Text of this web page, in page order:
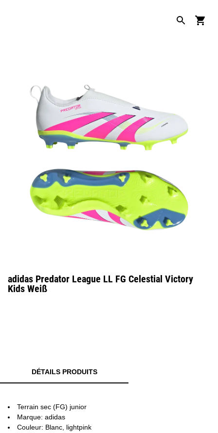
adidas Predator League LL FG Celestial Victory
Kids Weiß
DÉTAILS PRODUITS
Terrain sec (FG) junior
Marque: adidas
Couleur: Blanc, lightpink